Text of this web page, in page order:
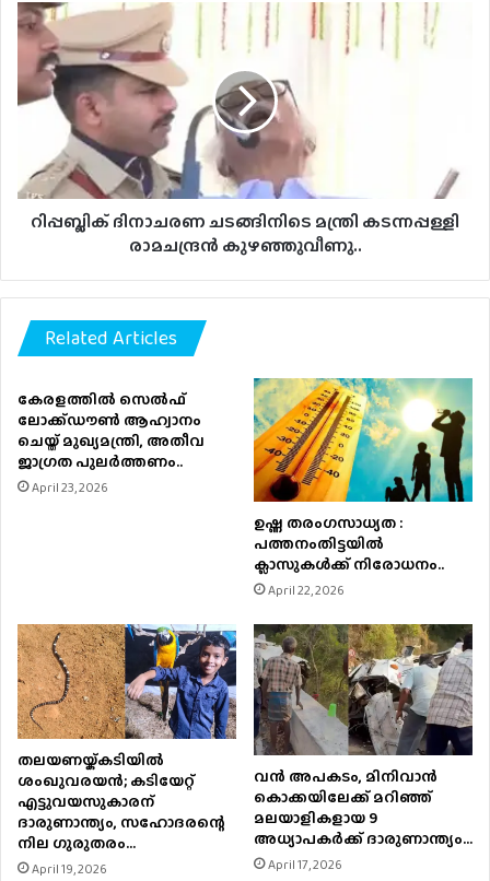
റിപ്പബ്ലിക്
ദിനാചരണ
ചടങ്ങിനിടെ
മന്ത്രി
കടന്നപ്പള്ളി
രാമചന്ദ്രന്‍
കുഴഞ്ഞുവീണു..
റിപ്പബ്ലിക് ദിനാചരണ ചടങ്ങിനിടെ മന്ത്രി കടന്നപ്പള്ളി
രാമചന്ദ്രന്‍ കുഴഞ്ഞുവീണു..
Related Articles
കേരളത്തിൽ സെൽഫ്
ലോക്ക്ഡൗൺ ആഹ്വാനം
ചെയ്ത് മുഖ്യമന്ത്രി, അതീവ
ജാഗ്രത പുലർത്തണം..
April 23, 2026
ഉഷ്ണ തരംഗസാധ്യത :
പത്തനംതിട്ടയില്‍
ക്ലാസുകള്‍ക്ക് നിരോധനം..
April 22, 2026
തലയണയ്ക്കടിയില്‍
ശംഖുവരയന്‍; കടിയേറ്റ്
എട്ടുവയസുകാരന്
ദാരുണാന്ത്യം, സഹോദരന്റെ
നില ഗുരുതരം…
April 19, 2026
വൻ അപകടം, മിനിവാൻ
കൊക്കയിലേക്ക് മറിഞ്ഞ്
മലയാളികളായ 9
അധ്യാപകർക്ക് ദാരുണാന്ത്യം…
April 17, 2026